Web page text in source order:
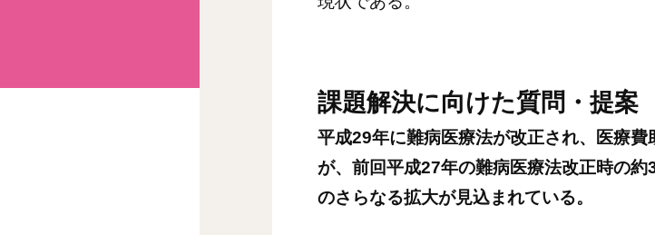
課題解決に向けた質問・提案
平成29年に難病医療法が改正され、医療
が、前回平成27年の難病医療法改正時の約
のさらなる拡大が見込まれている。